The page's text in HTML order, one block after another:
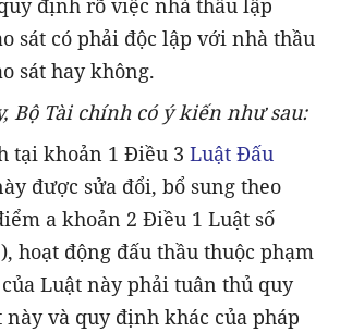
định rõ việc nhà thầu lập
sát có phải độc lập với nhà thầu
sát hay không.
Bộ Tài chính có ý kiến như sau:
tại khoản 1 Điều 3 Luật Đấu
được sửa đổi, bổ sung theo
a khoản 2 Điều 1 Luật số
), hoạt động đấu thầu thuộc phạm
Luật này phải tuân thủ quy
và quy định khác của pháp